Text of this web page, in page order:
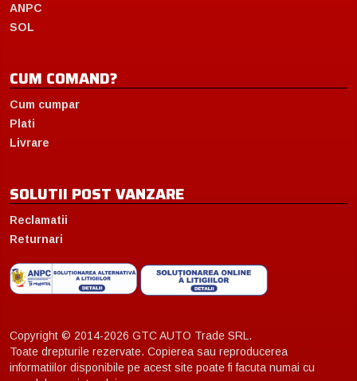
ANPC
SOL
CUM COMAND?
Cum cumpar
Plati
Livrare
SOLUTII POST VANZARE
Reclamatii
Returnari
Copyright © 2014-2026 GTC AUTO Trade SRL.
Toate drepturile rezervate. Copierea sau reproducerea
informatiilor disponibile pe acest site poate fi facuta numai cu